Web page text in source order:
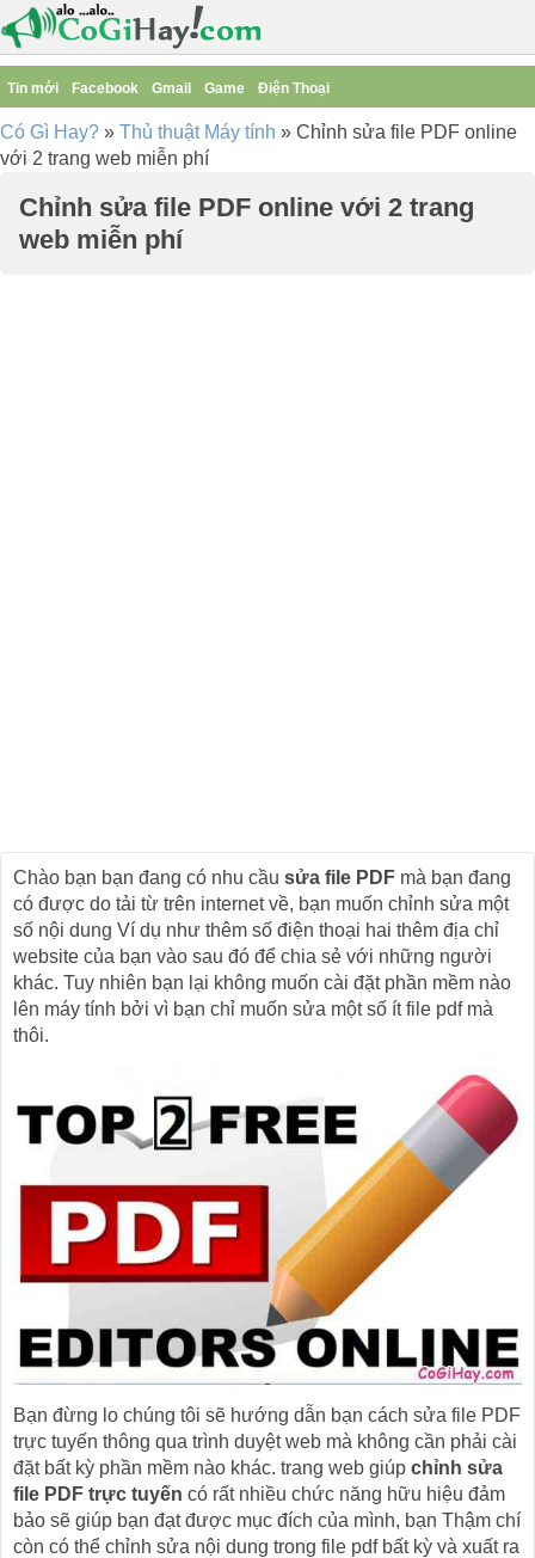
Tin mới Facebook Gmail Game Điện Thoại
Có Gì Hay? » Thủ thuật Máy tính » Chỉnh sửa file PDF online
với 2 trang web miễn phí
Chỉnh sửa file PDF online với 2 trang
web miễn phí
Chào bạn bạn đang có nhu cầu sửa file PDF mà bạn đang
có được do tải từ trên internet về, bạn muốn chỉnh sửa một
số nội dung Ví dụ như thêm số điện thoại hai thêm địa chỉ
website của bạn vào sau đó để chia sẻ với những người
khác. Tuy nhiên bạn lại không muốn cài đặt phần mềm nào
lên máy tính bởi vì bạn chỉ muốn sửa một số ít file pdf mà
thôi.
Bạn đừng lo chúng tôi sẽ hướng dẫn bạn cách sửa file PDF
trực tuyến thông qua trình duyệt web mà không cần phải cài
đặt bất kỳ phần mềm nào khác. trang web giúp chỉnh sửa
file PDF trực tuyến có rất nhiều chức năng hữu hiệu đảm
bảo sẽ giúp bạn đạt được mục đích của mình, bạn Thậm chí
còn có thể chỉnh sửa nội dung trong file pdf bất kỳ và xuất ra